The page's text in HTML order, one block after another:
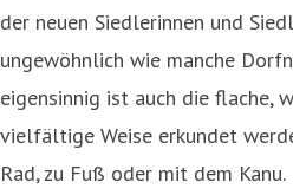
der neuen Siedlerinnen und
ungewöhnlich wie manche
eigensinnig ist auch die flache,
vielfältige Weise erkundet
Rad, zu Fuß oder mit dem